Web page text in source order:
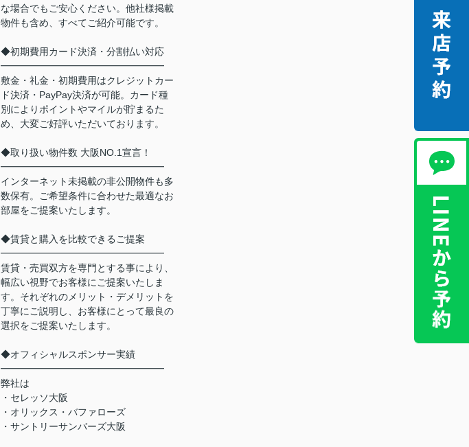
な場合でもご安心ください。他社様掲載
物件も含め、すべてご紹介可能です。
◆初期費用カード決済・分割払い対応
━━━━━━━━━━━━━━━━━
敷金・礼金・初期費用はクレジットカー
ド決済・PayPay決済が可能。カード種
別によりポイントやマイルが貯まるた
め、大変ご好評いただいております。
◆取り扱い物件数 大阪NO.1宣言！
━━━━━━━━━━━━━━━━━
インターネット未掲載の非公開物件も多
数保有。ご希望条件に合わせた最適なお
部屋をご提案いたします。
◆賃貸と購入を比較できるご提案
━━━━━━━━━━━━━━━━━
賃貸・売買双方を専門とする事により、
幅広い視野でお客様にご提案いたしま
す。それぞれのメリット・デメリットを
丁寧にご説明し、お客様にとって最良の
選択をご提案いたします。
◆オフィシャルスポンサー実績
━━━━━━━━━━━━━━━━━
弊社は
・セレッソ大阪
・オリックス・バファローズ
・サントリーサンバーズ大阪